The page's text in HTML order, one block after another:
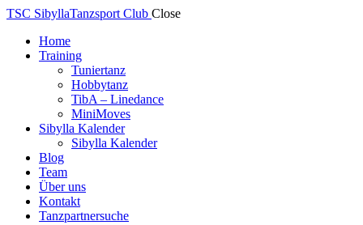
TSC SibyllaTanzsport Club Close
Home
Training
Tuniertanz
Hobbytanz
TibA – Linedance
MiniMoves
Sibylla Kalender
Sibylla Kalender
Blog
Team
Über uns
Kontakt
Tanzpartnersuche